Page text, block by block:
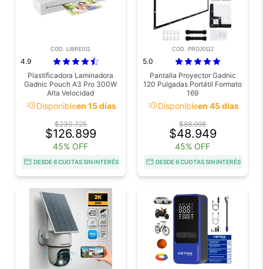
COD. LIBRE011
4.9
Plastificadora Laminadora
Gadnic Pouch A3 Pro 300W
Alta Velocidad
acuteDisponibleen 15 días
$230.725
$126.899
45% OFF
DESDE 6 CUOTAS SIN INTERÉS
COD. PROJ0112
5.0
Pantalla Proyector Gadnic
120 Pulgadas Portátil Formato
169
acuteDisponibleen 45 días
$88.998
$48.949
45% OFF
DESDE 6 CUOTAS SIN INTERÉS